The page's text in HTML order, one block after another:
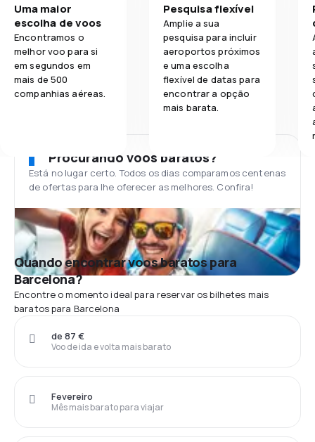
Uma maior
escolha de voos
Encontramos o
melhor voo para si
em segundos em
mais de 500
companhias aéreas.
Pesquisa flexível
Amplie a sua
pesquisa para incluir
aeroportos próximos
e uma escolha
flexível de datas para
encontrar a opção
mais barata.
Procurando voos baratos?
Está no lugar certo. Todos os dias comparamos centenas
de ofertas para lhe oferecer as melhores. Confira!
Quando encontrar voos baratos para
Barcelona?
Encontre o momento ideal para reservar os bilhetes mais
baratos para Barcelona
Voo de ida e volta mais barato
de 87 €
Mês mais barato para viajar
Fevereiro